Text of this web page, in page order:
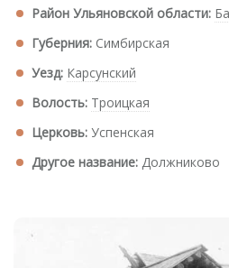
Район Ульяновской области:
Губерния: Симбирская
Уезд: Карсунский
Волость: Троицкая
Церковь: Успенская
Другое название: Должниково